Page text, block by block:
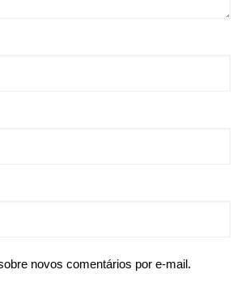
novos comentários por e-mail.